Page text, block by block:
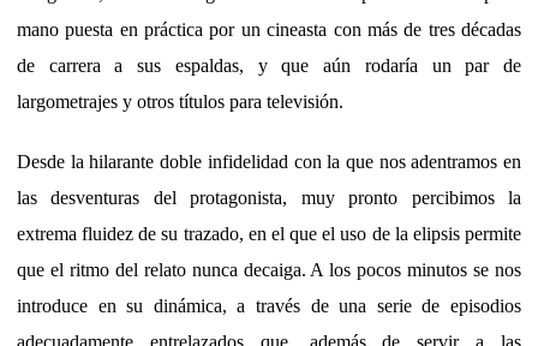
mano puesta en práctica por un cineasta con más de tres décadas
de carrera a sus espaldas, y que aún rodaría un par de
largometrajes y otros títulos para televisión.
Desde la hilarante doble infidelidad con la que nos adentramos en
las desventuras del protagonista, muy pronto percibimos la
extrema fluidez de su trazado, en el que el uso de la elipsis permite
que el ritmo del relato nunca decaiga. A los pocos minutos se nos
introduce en su dinámica, a través de una serie de episodios
adecuadamente entrelazados que, además de servir a las